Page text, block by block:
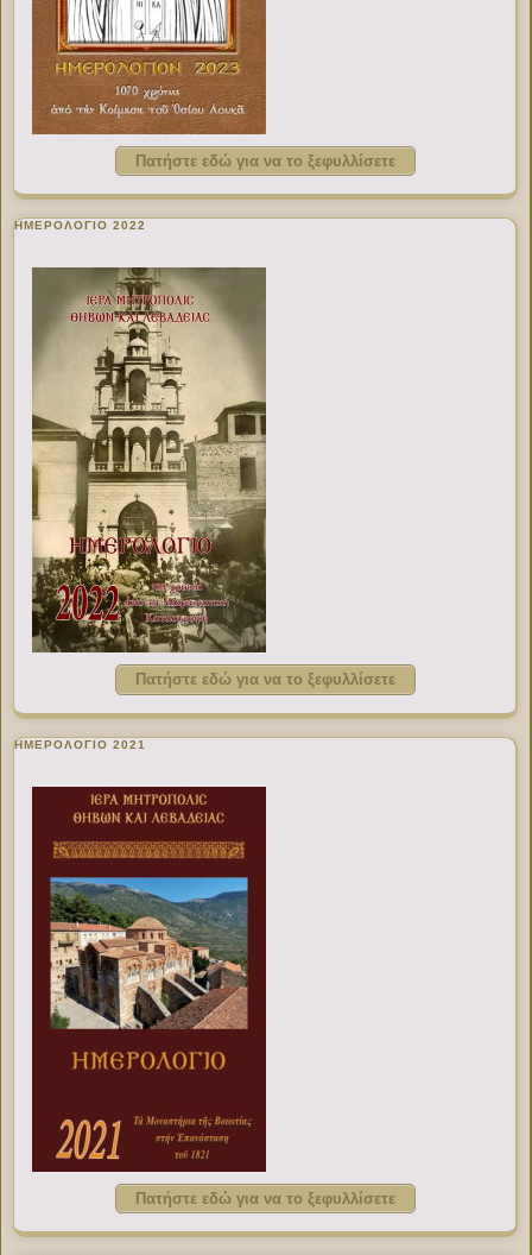
Πατήστε εδώ για να το ξεφυλλίσετε
ΗΜΕΡΟΛΟΓΙΟ 2022
Πατήστε εδώ για να το ξεφυλλίσετε
ΗΜΕΡΟΛΟΓΙΟ 2021
Πατήστε εδώ για να το ξεφυλλίσετε